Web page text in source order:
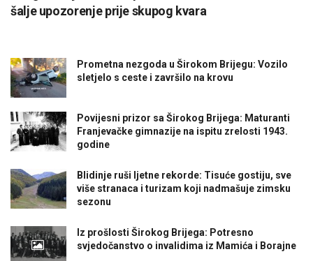
šalje upozorenje prije skupog kvara
Prometna nezgoda u Širokom Brijegu: Vozilo
sletjelo s ceste i završilo na krovu
Povijesni prizor sa Širokog Brijega: Maturanti
Franjevačke gimnazije na ispitu zrelosti 1943.
godine
Blidinje ruši ljetne rekorde: Tisuće gostiju, sve
više stranaca i turizam koji nadmašuje zimsku
sezonu
Iz prošlosti Širokog Brijega: Potresno
svjedočanstvo o invalidima iz Mamića i Borajne